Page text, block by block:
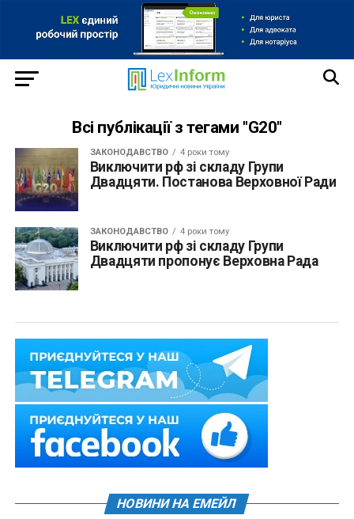
Всі публікації з тегами "G20"
ЗАКОНОДАВСТВО 4 роки тому
Виключити рф зі складу Групи
Двадцяти. Постанова Верховної Ради
ЗАКОНОДАВСТВО 4 роки тому
Виключити рф зі складу Групи
Двадцяти пропонує Верховна Рада
НОВИНИ НА ЕМЕЙЛ